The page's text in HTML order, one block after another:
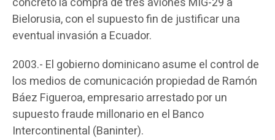
Bielorusia, con el supuesto fin de justificar una
eventual invasión a Ecuador.
2003.- El gobierno dominicano asume el control de
los medios de comunicación propiedad de Ramón
Báez Figueroa, empresario arrestado por un
supuesto fraude millonario en el Banco
Intercontinental (Baninter).